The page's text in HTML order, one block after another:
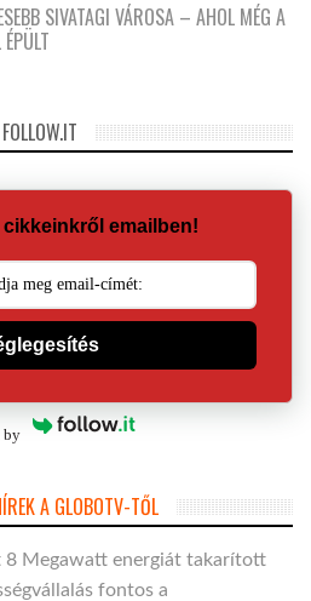
SIVATAGI VÁROSA – AHOL MÉG A
FOLLOW.IT
emailben!
by
A GLOBOTV-TŐL
8 Megawatt energiát takarított
fontos a